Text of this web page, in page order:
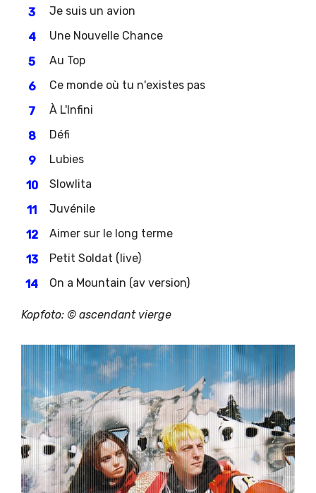
Je suis un avion
Une Nouvelle Chance
Au Top
Ce monde où tu n'existes pas
À L'Infini
Défi
Lubies
Slowlita
Juvénile
Aimer sur le long terme
Petit Soldat (live)
On a Mountain (av version)
Kopfoto: © ascendant vierge